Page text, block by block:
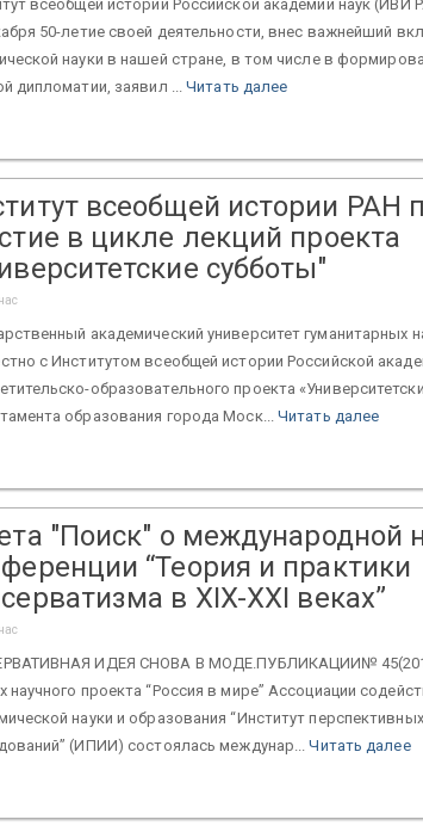
всеобщей истории Российской академии наук (ИВИ
50-летие своей деятельности, внес важнейший
науки в нашей стране, в том числе в
дипломатии, заявил ...Читать далее
всеобщей истории РАН
в цикле лекций проекта
субботы"
академический университет гуманитарных
с Институтом всеобщей истории Российской
образовательного проекта
образования города Моск... Читать далее
"Поиск" о международной
“Теория и практики
в XIX-XXI веках”
ИДЕЯ СНОВА В МОДЕ.ПУБЛИКАЦИИ№
научного проекта “Россия в мире” Ассоциации
науки и образования “Институт
(ИПИИ) состоялась междунар...Читать далее